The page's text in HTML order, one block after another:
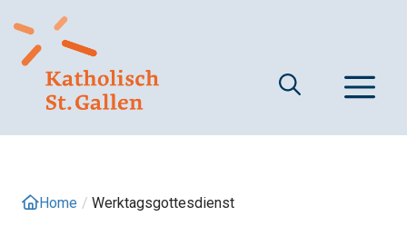
zum
Inhalt
Home / Werktagsgottesdienst